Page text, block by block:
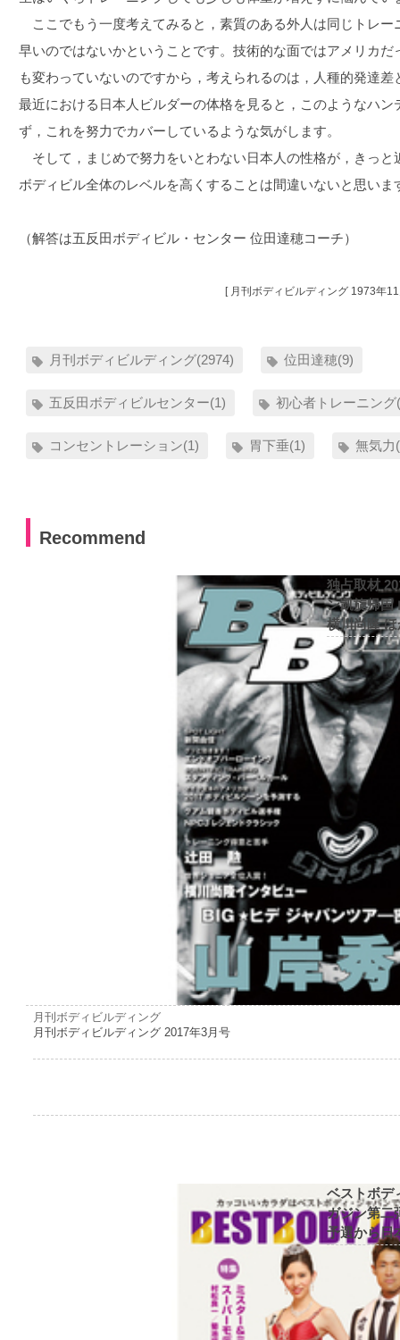
ここでもう一度考えてみると，素質のある外人は同じトレー
早いのではないかということです。技術的な面ではアメリカ
も変わっていないのですから，考えられるのは，人種的発達
最近における日本人ビルダーの体格を見ると，このようなハ
ず，これを努力でカバーしているような気がします。
そして，まじめで努力をいとわない日本人の性格が，きっと
ボディビル全体のレベルを高くすることは間違いないと思いま
（解答は五反田ボディビル・センター 位田達穂コーチ）
[ 月刊ボディビルディング 1973年
月刊ボディビルディング(2974) 位田達穂(9)
五反田ボディビルセンター(1) 初心者トレーニング
コンセントレーション(1) 胃下垂(1) 無気力
Recommend
独占取材
ン凱旋帰国
横川尚隆
月刊ボディビルディング
月刊ボディビルディング 2017年3月号
ベストボデ
ガジン第二
予選から日